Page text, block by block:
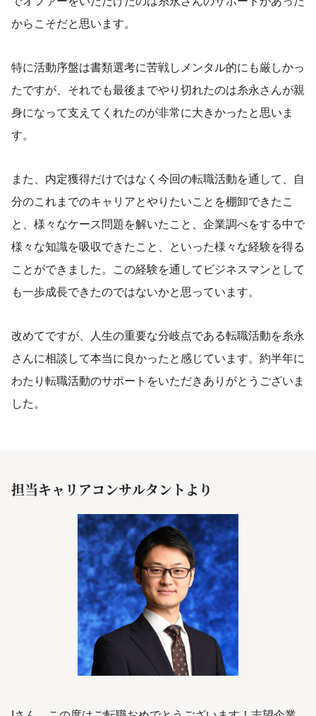
からこそだと思います。
特に活動序盤は書類選考に苦戦しメンタル的にも厳しかっ
たですが、それでも最後までやり切れたのは糸永さんが親
身になって支えてくれたのが非常に大きかったと思いま
す。
また、内定獲得だけではなく今回の転職活動を通して、自
分のこれまでのキャリアとやりたいことを棚卸できたこ
と、様々なケース問題を解いたこと、企業調べをする中で
様々な知識を吸収できたこと、といった様々な経験を得る
ことができました。この経験を通してビジネスマンとして
も一歩成長できたのではないかと思っています。
改めてですが、人生の重要な分岐点である転職活動を糸永
さんに相談して本当に良かったと感じています。約半年に
わたり転職活動のサポートをいただきありがとうございま
した。
担当キャリアコンサルタントより